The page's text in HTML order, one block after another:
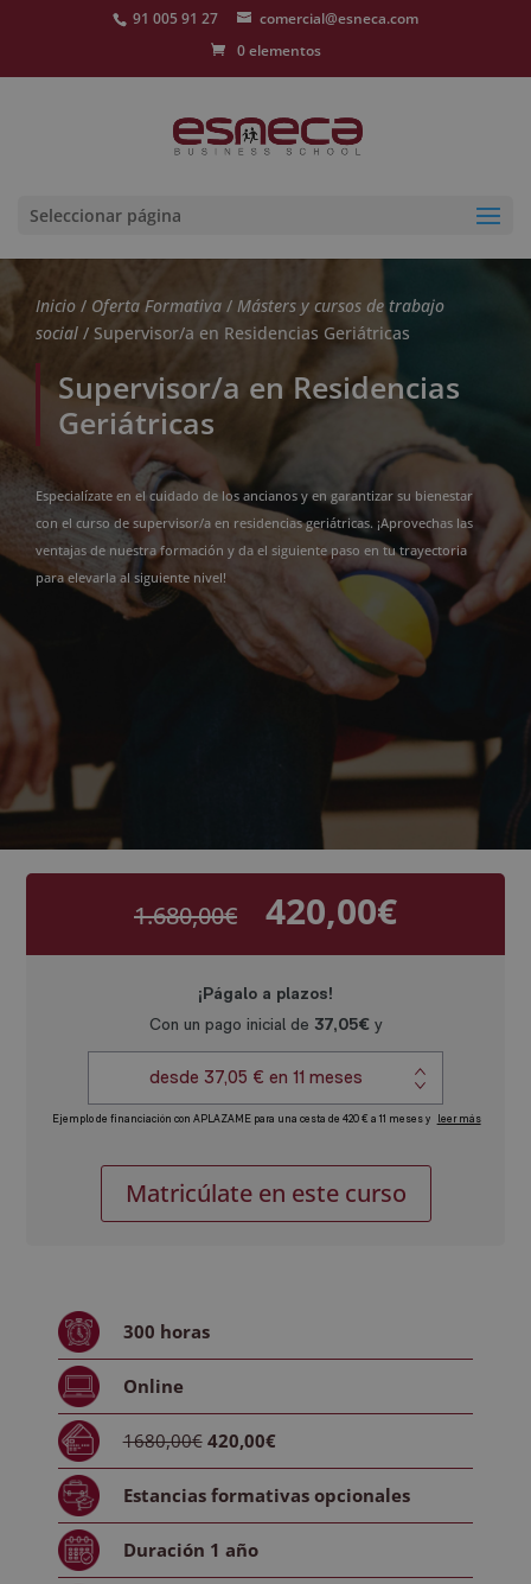
91 005 91 27
comercial@esneca.com
0 elementos
Seleccionar página
Inicio / Oferta Formativa / Másters y cursos de trabajo
social / Supervisor/a en Residencias Geriátricas
Supervisor/a en Residencias
Geriátricas
Especialízate en el cuidado de los ancianos y en garantizar su bienestar
con el curso de supervisor/a en residencias geriátricas. ¡Aprovechas las
ventajas de nuestra formación y da el siguiente paso en tu trayectoria
para elevarla al siguiente nivel!
1.680,00€
era:
1.680,00€.
420,00€El
Supervisor/a
enMatricúlate en este curso
300 horas
Online
1680,00€ 420,00€
Estancias formativasopcionales
Duración 1 año